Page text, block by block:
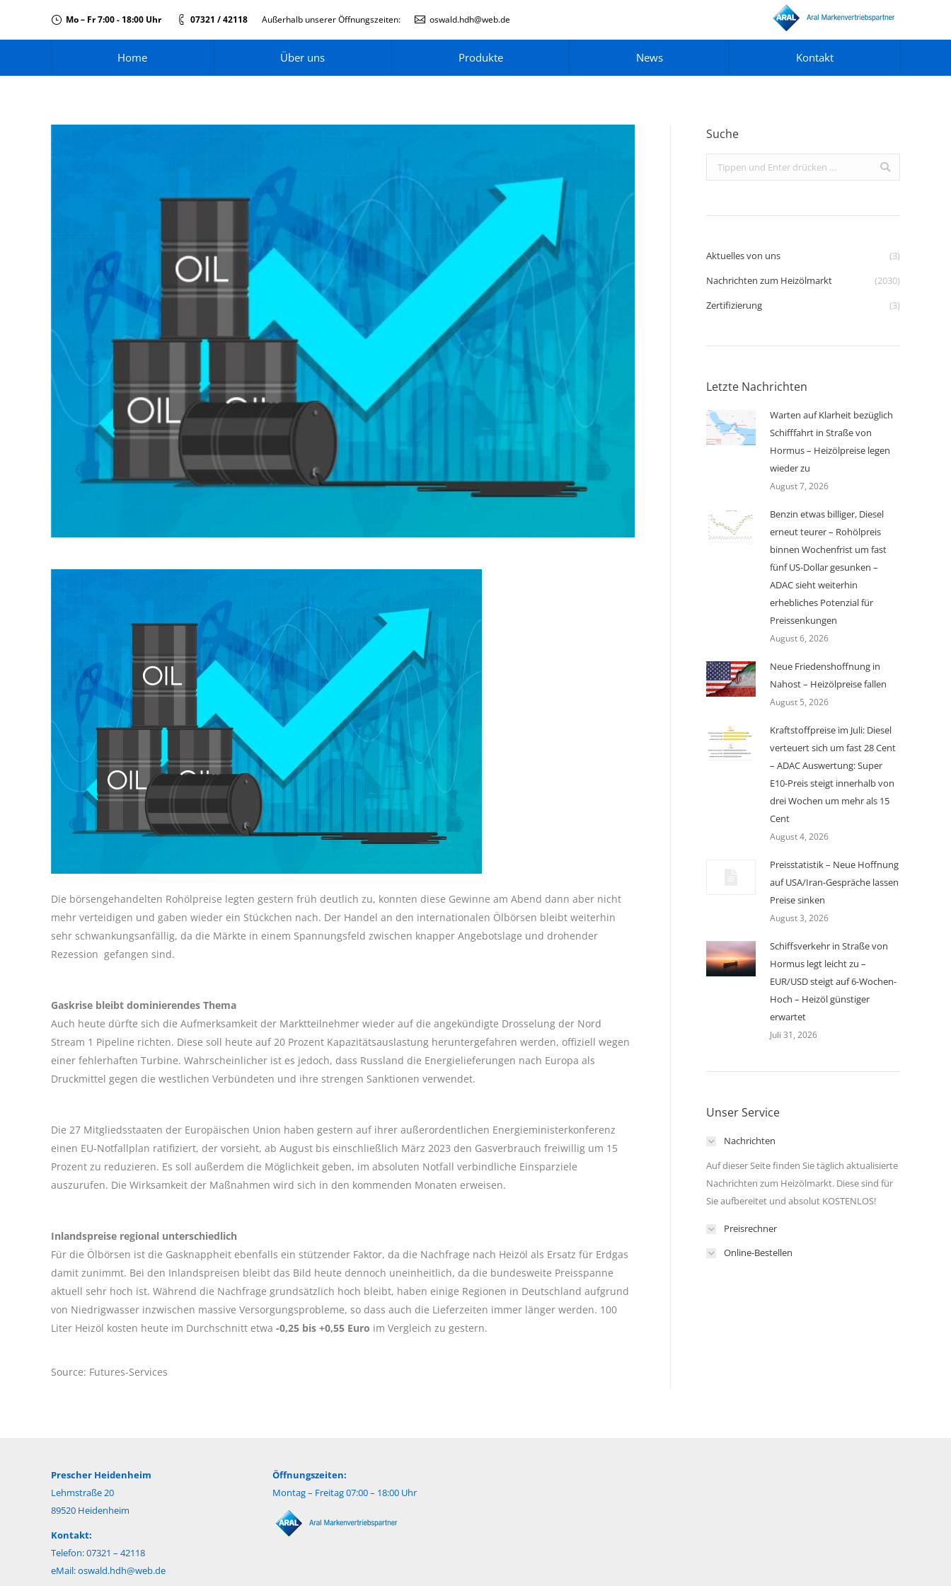
Mo – Fr 7:00 - 18:00 Uhr 07321 / 42118 Außerhalb unserer Öffnungszeiten: oswald.hdh@web.de
Home Über uns Produkte News Kontakt
Die börsengehandelten Rohölpreise legten gestern früh deutlich zu, konnten diese Gewinne am Abend dann aber nicht
mehr verteidigen und gaben wieder ein Stückchen nach. Der Handel an den internationalen Ölbörsen bleibt weiterhin
sehr schwankungsanfällig, da die Märkte in einem Spannungsfeld zwischen knapper Angebotslage und drohender
Rezession gefangen sind.
Gaskrise bleibt dominierendes Thema
Auch heute dürfte sich die Aufmerksamkeit der Marktteilnehmer wieder auf die angekündigte Drosselung der Nord
Stream 1 Pipeline richten. Diese soll heute auf 20 Prozent Kapazitätsauslastung heruntergefahren werden, offiziell wegen
einer fehlerhaften Turbine. Wahrscheinlicher ist es jedoch, dass Russland die Energielieferungen nach Europa als
Druckmittel gegen die westlichen Verbündeten und ihre strengen Sanktionen verwendet.
Die 27 Mitgliedsstaaten der Europäischen Union haben gestern auf ihrer außerordentlichen Energieministerkonferenz
einen EU-Notfallplan ratifiziert, der vorsieht, ab August bis einschließlich März 2023 den Gasverbrauch freiwillig um 15
Prozent zu reduzieren. Es soll außerdem die Möglichkeit geben, im absoluten Notfall verbindliche Einsparziele
auszurufen. Die Wirksamkeit der Maßnahmen wird sich in den kommenden Monaten erweisen.
Inlandspreise regional unterschiedlich
Für die Ölbörsen ist die Gasknappheit ebenfalls ein stützender Faktor, da die Nachfrage nach Heizöl als Ersatz für Erdgas
damit zunimmt. Bei den Inlandspreisen bleibt das Bild heute dennoch uneinheitlich, da die bundesweite Preisspanne
aktuell sehr hoch ist. Während die Nachfrage grundsätzlich hoch bleibt, haben einige Regionen in Deutschland aufgrund
von Niedrigwasser inzwischen massive Versorgungsprobleme, so dass auch die Lieferzeiten immer länger werden. 100
Liter Heizöl kosten heute im Durchschnitt etwa -0,25 bis +0,55 Euro im Vergleich zu gestern.
Source: Futures-Services
Suche
Search:
Aktuelles von uns
(3)
Nachrichten zum Heizölmarkt
(2030)
Zertifizierung
(3)
Letzte Nachrichten
Warten auf Klarheit bezüglich
Schifffahrt in Straße von
Hormus – Heizölpreise legen
wieder zu
August 7, 2026
Benzin etwas billiger, Diesel
erneut teurer – Rohölpreis
binnen Wochenfrist um fast
fünf US-Dollar gesunken –
ADAC sieht weiterhin
erhebliches Potenzial für
Preissenkungen
August 6, 2026
Neue Friedenshoffnung in
Nahost – Heizölpreise fallen
August 5, 2026
Kraftstoffpreise im Juli: Diesel
verteuert sich um fast 28 Cent
– ADAC Auswertung: Super
E10-Preis steigt innerhalb von
drei Wochen um mehr als 15
Cent
August 4, 2026
Preisstatistik – Neue Hoffnung
auf USA/Iran-Gespräche lassen
Preise sinken
August 3, 2026
Schiffsverkehr in Straße von
Hormus legt leicht zu –
EUR/USD steigt auf 6-Wochen-
Hoch – Heizöl günstiger
erwartet
Juli 31, 2026
Unser Service
Nachrichten
Auf dieser Seite finden Sie täglich aktualisierte
Nachrichten zum Heizölmarkt. Diese sind für
Sie aufbereitet und absolut KOSTENLOS!
Preisrechner
Online-Bestellen
Prescher Heidenheim
Lehmstraße 20
89520 Heidenheim
Kontakt:
Telefon: 07321 – 42118
eMail:oswald.hdh@web.de
Öffnungszeiten:
Montag – Freitag 07:00 – 18:00 Uhr